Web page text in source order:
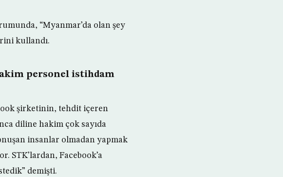
“Myanmar’da olan şey
kullandı.
personel istihdam
şirketinin, tehdit içeren
diline hakim çok sayıda
insanlar olmadan yapmak
STK’lardan, Facebook’a
demişti.